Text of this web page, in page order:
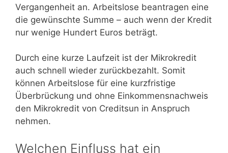
Vergangenheit an. Arbeitslose beantragen eine
die gewünschte Summe – auch wenn der Kredit
nur wenige Hundert Euros beträgt.
Durch eine kurze Laufzeit ist der Mikrokredit
auch schnell wieder zurückbezahlt. Somit
können Arbeitslose für eine kurzfristige
Überbrückung und ohne Einkommensnachweis
den Mikrokredit von Creditsun in Anspruch
nehmen.
Welchen Einfluss hat ein